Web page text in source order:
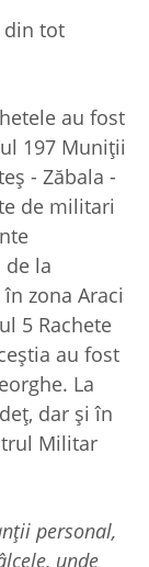
din tot
au fost
197 Muniții
- Zăbala -
de militari
de la
zona Araci
5 Rachete
au fost
La
dar și în
Militar
personal,
unde